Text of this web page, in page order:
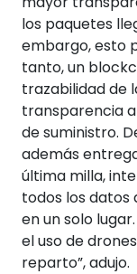
los paquetes
embargo, esto
tanto, un
trazabilidad de
transparencia
de suministro.
además
última milla,
todos los datos
en un solo
el uso de
reparto”, adujo.